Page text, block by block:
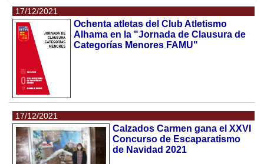
17/12/2021
Ochenta atletas del Club Atletismo
Alhama en la "Jornada de Clausura de
Categorías Menores FAMU"
17/12/2021
Calzados Carmen gana el XXVI
Concurso de Escaparatismo
de Navidad 2021